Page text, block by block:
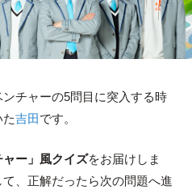
チャーの5問目に突入する時
吉田です。
ャー」風クイズをお届けしま
、正解だったら次の問題へ進